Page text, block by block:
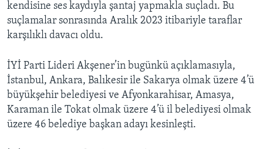
kendisine ses kaydıyla şantaj yapmakla suçladı. Bu
suçlamalar sonrasında Aralık 2023 itibariyle taraflar
karşılıklı davacı oldu.
İYİ Parti Lideri Akşener’in bugünkü açıklamasıyla,
İstanbul, Ankara, Balıkesir ile Sakarya olmak üzere 4’ü
büyükşehir belediyesi ve Afyonkarahisar, Amasya,
Karaman ile Tokat olmak üzere 4’ü il belediyesi olmak
üzere 46 belediye başkan adayı kesinleşti.